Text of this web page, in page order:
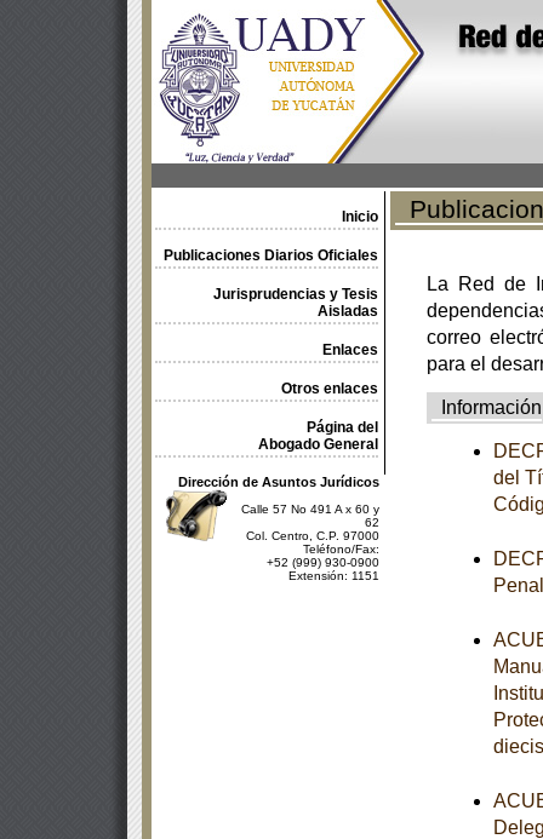
Inicio
Publicaciones Diarios Oficiales
Jurisprudencias y Tesis
Aisladas
Enlaces
Otros enlaces
Página del
Abogado General
Dirección de Asuntos Jurídicos
Calle 57 No 491 A x 60 y
62
Col. Centro, C.P. 97000
Teléfono/Fax:
+52 (999) 930-0900
Extensión: 1151
La Red de
correo
para el
Información
del